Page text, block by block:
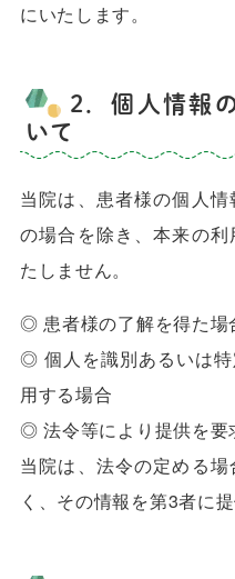
にいたします。
2．個人情報
いて
当院は、患者様の個人
の場合を除き、本来の
たしません。
◎ 患者様の了解を得た場
◎ 個人を識別あるいは
用する場合
◎ 法令等により提供を要
当院は、法令の定める
く、その情報を第3者に